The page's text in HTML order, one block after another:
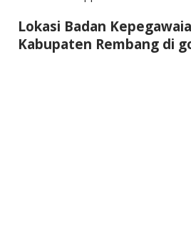
Lokasi Badan
Kabupaten Rembang di